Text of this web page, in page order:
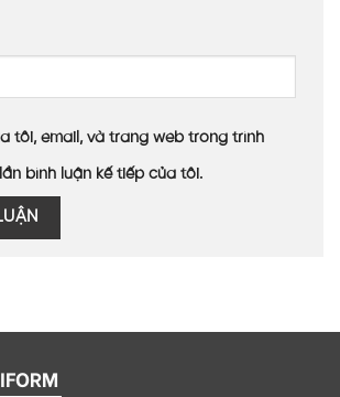
tôi, email, và trang web trong trình
bình luận kế tiếp của tôi.